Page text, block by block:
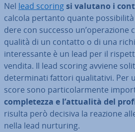
Nel lead scoringsi valutano i
calcola pertanto quante
de­re con successo un’ope­ra­zio­ne
qualità di un contatto o di una
in­te­res­san­te è un lead per il
vendita. Il lead scoring avviene
de­ter­mi­na­ti fattori qua­li­ta­ti­vi. Per
score sono par­ti­co­lar­men­te
com­ple­tez­za e l’attualità del
risulta però decisiva la reazione
nella lead nurturing.